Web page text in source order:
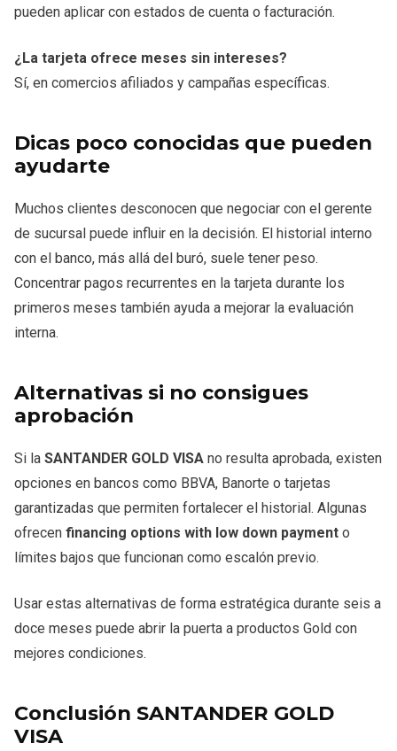
pueden aplicar con estados de cuenta o facturación.
¿La tarjeta ofrece meses sin intereses?
Sí, en comercios afiliados y campañas específicas.
Dicas poco conocidas que pueden
ayudarte
Muchos clientes desconocen que negociar con el gerente
de sucursal puede influir en la decisión. El historial interno
con el banco, más allá del buró, suele tener peso.
Concentrar pagos recurrentes en la tarjeta durante los
primeros meses también ayuda a mejorar la evaluación
interna.
Alternativas si no consigues
aprobación
Si la SANTANDER GOLD VISA no resulta aprobada, existen
opciones en bancos como BBVA, Banorte o tarjetas
garantizadas que permiten fortalecer el historial. Algunas
ofrecen financing options with low down payment o
límites bajos que funcionan como escalón previo.
Usar estas alternativas de forma estratégica durante seis a
doce meses puede abrir la puerta a productos Gold con
mejores condiciones.
Conclusión SANTANDER GOLD
VISA